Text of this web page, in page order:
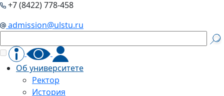
+7 (8422) 778-458
admission@ulstu.ru
Об университете
Ректор
История